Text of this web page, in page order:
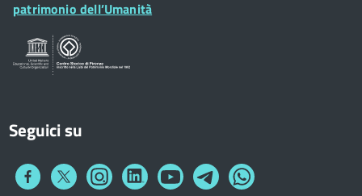
Widget
patrimonio dell’Umanità
Seguici su
Collegamento
Collegamento
a
Collegamento
a
Collegamento
a
Collegamento
a
Collegamento
a
Collegamento
a